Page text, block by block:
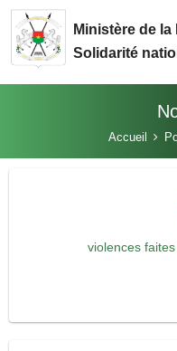
Aller au contenu principal
Ministère de la
Solidarité
Accueil
violences